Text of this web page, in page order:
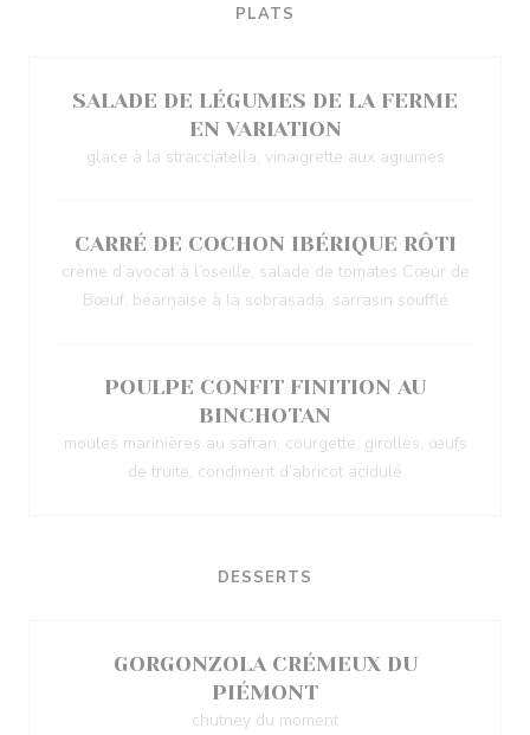
PLATS
SALADE DE LÉGUMES DE LA FERME
EN VARIATION
glace à la stracciatella, vinaigrette aux agrumes
CARRÉ DE COCHON IBÉRIQUE RÔTI
crème d’avocat à l’oseille, salade de tomates Cœur de
Bœuf, béarnaise à la sobrasada, sarrasin soufflé
POULPE CONFIT FINITION AU
BINCHOTAN
moules marinières au safran, courgette, girolles, œufs
de truite, condiment d’abricot acidulé
DESSERTS
GORGONZOLA CRÉMEUX DU
PIÉMONT
chutney du moment